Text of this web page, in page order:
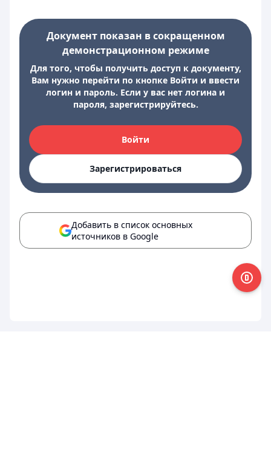
Документ показан в сокращенном
демонстрационном режиме
Для того, чтобы получить доступ к документу,
Вам нужно перейти по кнопке Войти и ввести
логин и пароль. Если у вас нет логина и
пароля, зарегистрируйтесь.
Войти
Зарегистрироваться
Добавить в список основных
источников в Google